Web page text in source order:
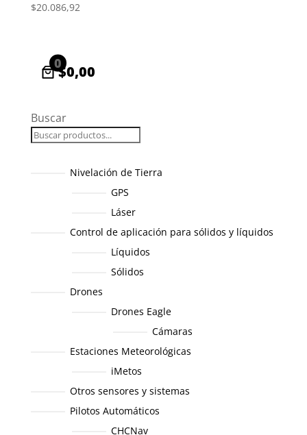
$20.086,92
0$0,00
Buscar
Nivelación de Tierra
GPS
Láser
Control de aplicación para sólidos y líquidos
Líquidos
Sólidos
Drones
Drones Eagle
Cámaras
Estaciones Meteorológicas
iMetos
Otros sensores y sistemas
Pilotos Automáticos
CHCNav